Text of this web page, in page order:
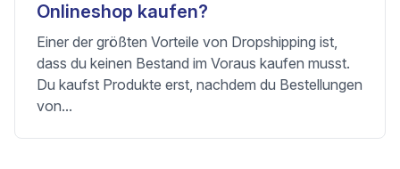
Onlineshop kaufen?
Einer der größten Vorteile von Dropshipping ist,
dass du keinen Bestand im Voraus kaufen musst.
Du kaufst Produkte erst, nachdem du Bestellungen
von...